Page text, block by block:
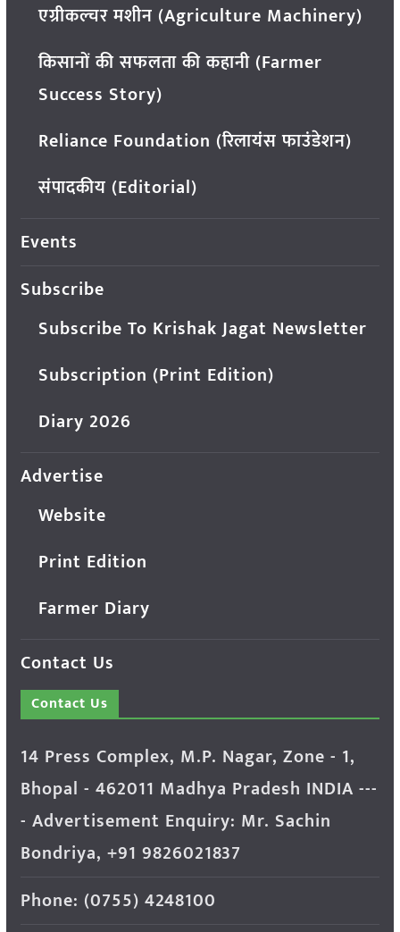
एग्रीकल्चर मशीन (Agriculture Machinery)
किसानों की सफलता की कहानी (Farmer
Success Story)
Reliance Foundation (रिलायंस फाउंडेशन)
संपादकीय (Editorial)
Events
Subscribe
Subscribe To Krishak Jagat Newsletter
Subscription (Print Edition)
Diary 2026
Advertise
Website
Print Edition
Farmer Diary
Contact Us
Contact Us
14 Press Complex, M.P. Nagar, Zone - 1,
Bhopal - 462011 Madhya Pradesh INDIA ---
- Advertisement Enquiry: Mr. Sachin
Bondriya, +91 9826021837
Phone: (0755) 4248100